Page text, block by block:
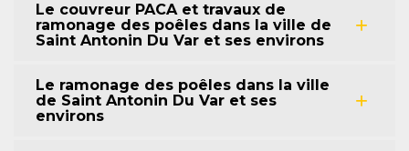
Le couvreur PACA et travaux de
ramonage des poêles dans la ville de
Saint Antonin Du Var et ses environs
Le ramonage des poêles dans la ville
de Saint Antonin Du Var et ses
environs